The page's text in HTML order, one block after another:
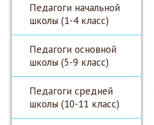
Педагоги начальной
школы (1-4 класс)
Педагоги основной
школы (5-9 класс)
Педагоги средней
школы (10-11 класс)